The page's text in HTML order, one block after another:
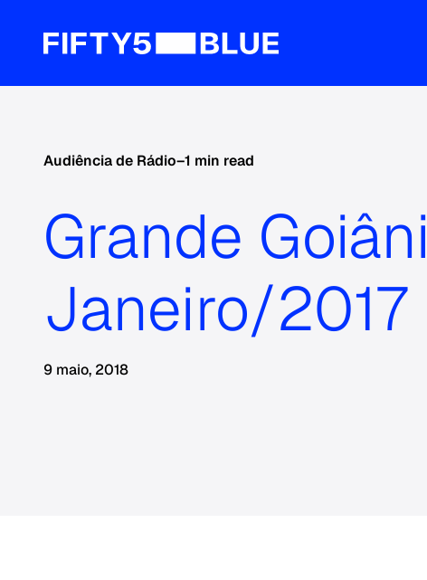
Audiência de Rádio–1 min read
Grande
Janeiro/2017
9 maio, 2018